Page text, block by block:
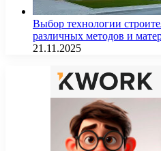
Выбор технологии
различных методов и
21.11.2025